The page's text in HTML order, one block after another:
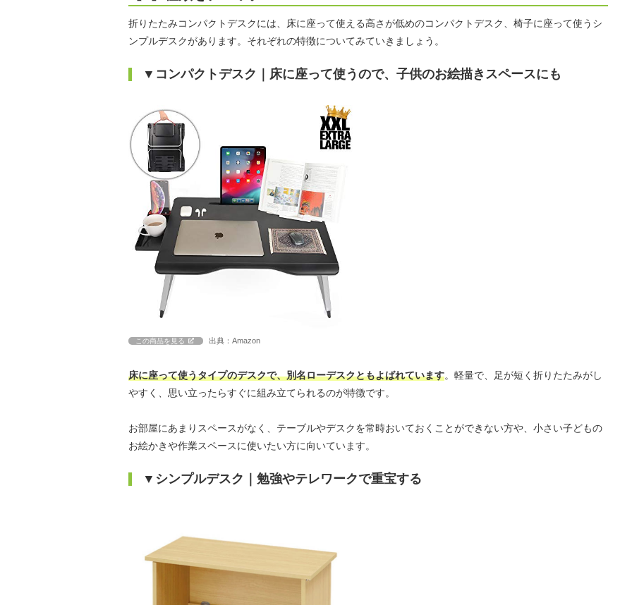
折りたたみコンパクトデスクには、床に座って使える高さが低めのコンパクトデスク、椅子に座って使うシ
ンプルデスクがあります。それぞれの特徴についてみていきましょう。
▼コンパクトデスク｜床に座って使うので、子供のお絵描きスペースにも
この商品を見る 出典：Amazon
床に座って使うタイプのデスクで、別名ローデスクともよばれています。軽量で、足が短く折りたたみがし
やすく、思い立ったらすぐに組み立てられるのが特徴です。
お部屋にあまりスペースがなく、テーブルやデスクを常時おいておくことができない方や、小さい子どもの
お絵かきや作業スペースに使いたい方に向いています。
▼シンプルデスク｜勉強やテレワークで重宝する